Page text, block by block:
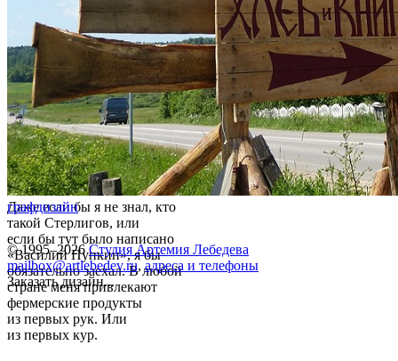
Даже если бы я не знал, кто
такой Стерлигов, или
если бы тут было написано
«Василий Пупкин», я бы
обязательно заехал. В любой
стране меня привлекают
фермерские продукты
из первых рук. Или
из первых кур.
графдизайн
© 1995–2026 Студия Артемия Лебедева
mailbox@artlebedev.ru, адреса и телефоны
Заказать дизайн...